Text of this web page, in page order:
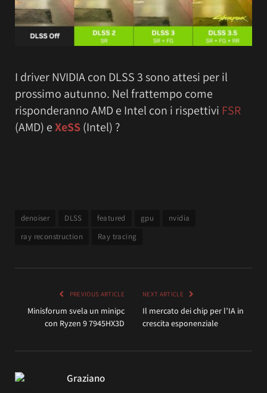
I driver NVIDIA con DLSS 3 sono attesi per il
prossimo autunno. Nel frattempo come
risponderanno AMD e Intel con i rispettivi FSR
(AMD) eXeSS(Intel) ?
denoiser DLSS featured gpu
nvidia
ray reconstruction
Ray tracing
PREVIOUS ARTICLE
Minisforum svela un minipc
con Ryzen 9 7945HX3D
NEXT ARTICLE
Il mercato dei chip per l’IA in
crescita esponenziale
Graziano